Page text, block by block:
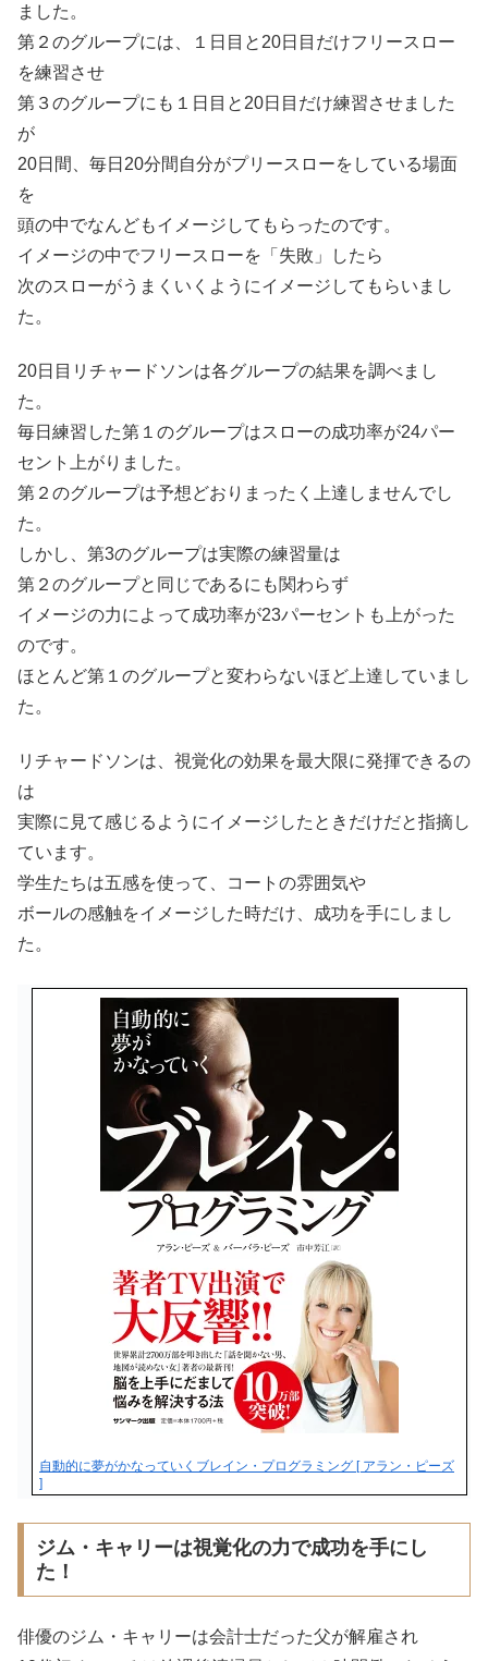
ました。
第２のグループには、１日目と20日目だけフリースロー
を練習させ
第３のグループにも１日目と20日目だけ練習させました
が
20日間、毎日20分間自分がプリースローをしている場面
を
頭の中でなんどもイメージしてもらったのです。
イメージの中でフリースローを「失敗」したら
次のスローがうまくいくようにイメージしてもらいまし
た。
20日目リチャードソンは各グループの結果を調べまし
た。
毎日練習した第１のグループはスローの成功率が24パー
セント上がりました。
第２のグループは予想どおりまったく上達しませんでし
た。
しかし、第3のグループは実際の練習量は
第２のグループと同じであるにも関わらず
イメージの力によって成功率が23パーセントも上がった
のです。
ほとんど第１のグループと変わらないほど上達していまし
た。
リチャードソンは、視覚化の効果を最大限に発揮できるの
は
実際に見て感じるようにイメージしたときだけだと指摘し
ています。
学生たちは五感を使って、コートの雰囲気や
ボールの感触をイメージした時だけ、成功を手にしまし
た。
自動的に夢がかなっていくブレイン・プログラミング [ アラン・ピーズ
]
ジム・キャリーは視覚化の力で成功を手にし
た！
俳優のジム・キャリーは会計士だった父が解雇され